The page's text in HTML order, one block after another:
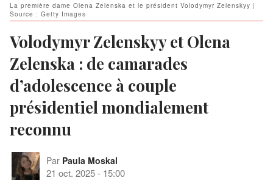
La première dame Olena Zelenska et le président Volodymyr Zelenskyy |
Source : Getty Images
Volodymyr Zelenskyy et Olena
Zelenska : de camarades
d’adolescence à couple
présidentiel mondialement
reconnu
Par Paula Moskal
21 oct. 2025- 15:00